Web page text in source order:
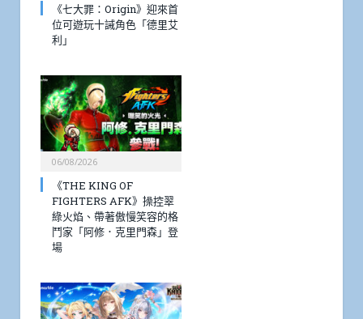
《七大罪：Origin》迎來首
位可遊玩十誡角色「德里艾
利」
06/08/2026
《THE KING OF
FIGHTERS AFK》操控翠
綠火焰、帶著傲慢笑容的格
鬥家「阿修．克里門森」登
場